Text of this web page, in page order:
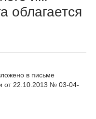
облагается
в письме
от 22.10.2013 № 03-04-